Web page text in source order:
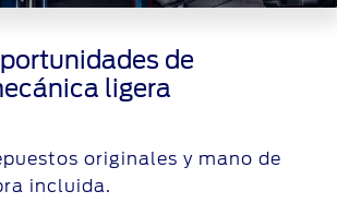
de
ligera
originales y mano de
incluida.